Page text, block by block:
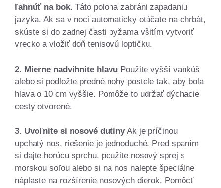
ľahnúť na bok. Táto poloha zabráni zapadaniu
jazyka. Ak sa v noci automaticky otáčate na chrbát,
skúste si do zadnej časti pyžama všitím vytvoriť
vrecko a vložiť doň tenisovú loptičku.
2. Mierne nadvihnite hlavu Použite vyšší vankúš
alebo si podložte predné nohy postele tak, aby bola
hlava o 10 cm vyššie. Pomôže to udržať dýchacie
cesty otvorené.
3. Uvoľnite si nosové dutinyAk je príčinou
upchatý nos, riešenie je jednoduché. Pred spaním
si dajte horúcu sprchu, použite nosový sprej s
morskou soľou alebo si na nos nalepte špeciálne
náplaste na rozšírenie nosových dierok. Pomôcť